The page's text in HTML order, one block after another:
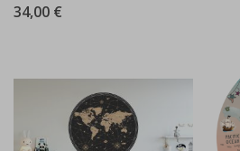
34,00 €